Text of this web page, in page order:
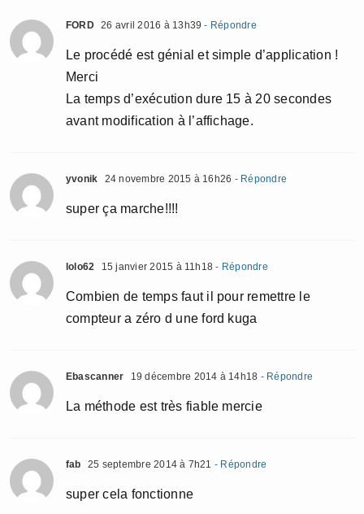
FORD 26 avril 2016 à 13h39 - Répondre
Le procédé est génial et simple d’application !
Merci
La temps d’exécution dure 15 à 20 secondes
avant modification à l’affichage.
yvonik 24 novembre 2015 à 16h26 - Répondre
super ça marche!!!!
lolo62 15 janvier 2015 à 11h18 - Répondre
Combien de temps faut il pour remettre le
compteur a zéro d une ford kuga
Ebascanner 19 décembre 2014 à 14h18 - Répondre
La méthode est très fiable mercie
fab 25 septembre 2014 à 7h21 - Répondre
super cela fonctionne